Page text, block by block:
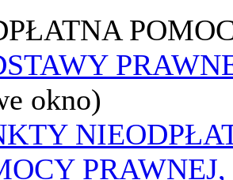
okno)
PRAWNEJ,